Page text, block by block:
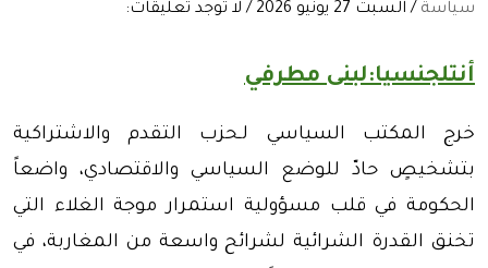
سياسة / السبت 27 يونيو 2026 / لا توجد تعليقات:
أنتلجنسيا:لبنى مطرفي
خرج المكتب السياسي لـحزب التقدم والاشتراكية
بتشخيصٍ حادّ للوضع السياسي والاقتصادي، واضعاً
الحكومة في قلب مسؤولية استمرار موجة الغلاء التي
تخنق القدرة الشرائية لشرائح واسعة من المغاربة، في